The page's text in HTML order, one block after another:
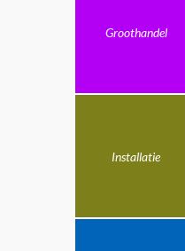
Groothandel
Installatie